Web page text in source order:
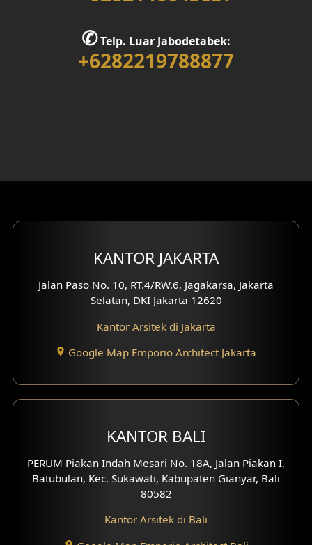
Desain Rumah 2 Lantai
Eksterior Tampak Samping
Desain Eksterior Villa
Desain Eksterior Ruko
Desain Eksterior Perumahan
Desain Klinik
Desain Perumahan
Desain Kantor
✆Telp. Luar Jabodetabek:
+6282219788877
KANTOR JAKARTA
Jalan Paso No. 10, RT.4/RW.6, Jagakarsa, Jakarta
Selatan, DKI Jakarta 12620
Kantor Arsitek di Jakarta
Google Map Emporio Architect Jakarta
KANTOR BALI
PERUM Piakan Indah Mesari No. 18A, Jalan Piakan I,
Batubulan, Kec. Sukawati, Kabupaten Gianyar, Bali
80582
Kantor Arsitek di Bali